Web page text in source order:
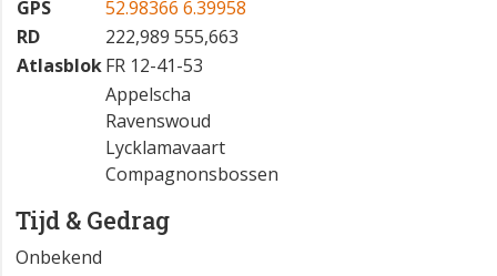
GPS
52.98366 6.39958
RD
222,989 555,663
AtlasblokFR 12-41-53
Appelscha
Ravenswoud
Lycklamavaart
Compagnonsbossen
Tijd & Gedrag
Onbekend